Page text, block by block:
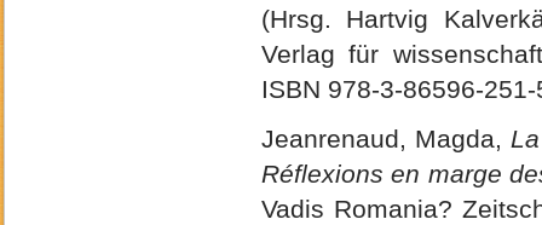
(Hrsg. Hartvig
Verlag für
ISBN 978-3-86596-251-
Jeanrenaud, Magda,
Réflexions en marge
Vadis Romania?